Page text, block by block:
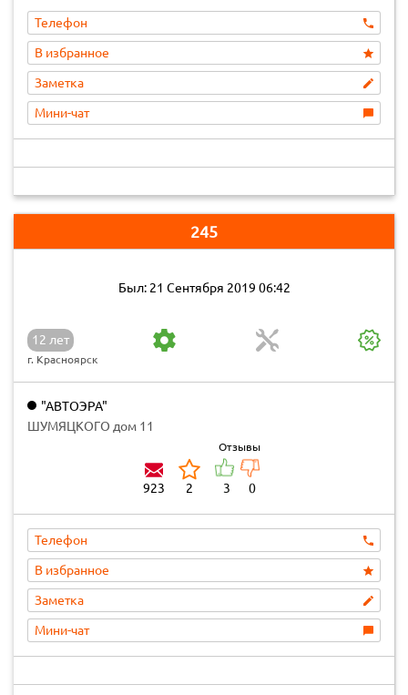
Телефон
В избранное
Заметка
Мини-чат
245
Был: 21 Сентября 2019 06:42
12 лет
г. Красноярск
"АВТОЭРА"
ШУМЯЦКОГО дом 11
923 2
Отзывы
3 0
Телефон
В избранное
Заметка
Мини-чат